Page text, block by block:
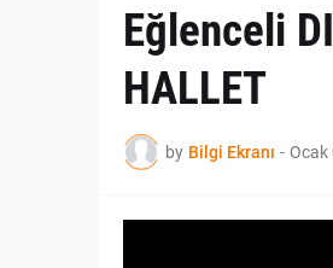
Eğlenceli
HALLET
by Bilgi Ekranı - Ocak